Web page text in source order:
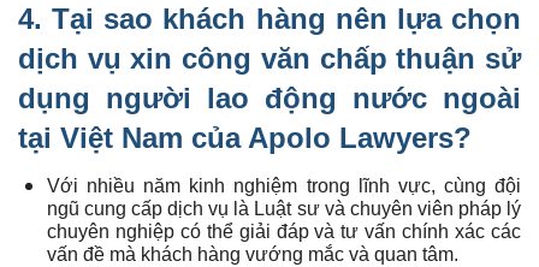
4. Tại sao khách hàng nên lựa chọn
dịch vụ xin công văn chấp thuận sử
dụng người lao động nước ngoài
tại Việt Nam của Apolo Lawyers?
Với nhiều năm kinh nghiệm trong lĩnh vực, cùng đội
ngũ cung cấp dịch vụ là Luật sư và chuyên viên pháp lý
chuyên nghiệp có thể giải đáp và tư vấn chính xác các
vấn đề mà khách hàng vướng mắc và quan tâm.